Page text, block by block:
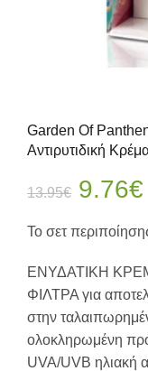
Garden Of
Αντιρυτιδική
13.95€
price
was:
9.76€
Το σετ
ΕΝΥΔΑΤΙΚΗ
ΦΙΛΤΡΑ για
στην
ολοκληρωμένη
UVA/UVB ηλιακή